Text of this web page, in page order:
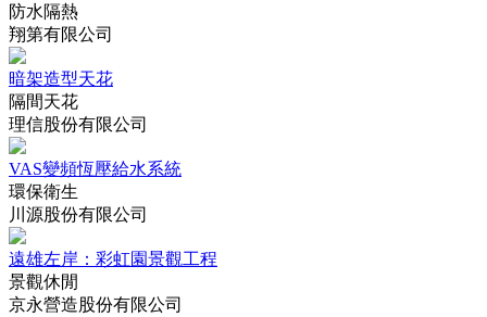
防水隔熱
翔第有限公司
暗架造型天花
隔間天花
理信股份有限公司
VAS變頻恆壓給水系統
環保衛生
川源股份有限公司
遠雄左岸：彩虹園景觀工程
景觀休閒
京永營造股份有限公司